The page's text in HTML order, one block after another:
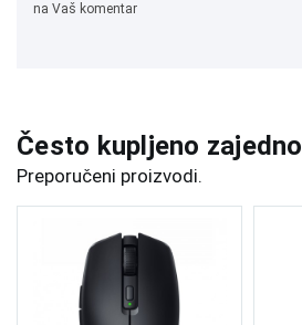
na Vaš komentar
Često kupljeno zajedno
Preporučeni proizvodi.